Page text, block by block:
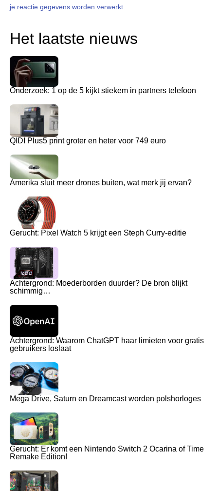
je reactie gegevens worden verwerkt
Het laatste nieuws
Onderzoek: 1 op de 5 kijkt stiekem in partners telefoon
QIDI Plus5 print groter en heter voor 749 euro
Amerika sluit meer drones buiten, wat merk jij ervan?
Gerucht: Pixel Watch 5 krijgt een Steph Curry-editie
Achtergrond: Moederborden duurder? De bron blijkt
schimmig…
Achtergrond: Waarom ChatGPT haar limieten voor gratis
gebruikers loslaat
Mega Drive, Saturn en Dreamcast worden polshorloges
Gerucht: Er komt een Nintendo Switch 2 Ocarina of Time
Remake Edition!